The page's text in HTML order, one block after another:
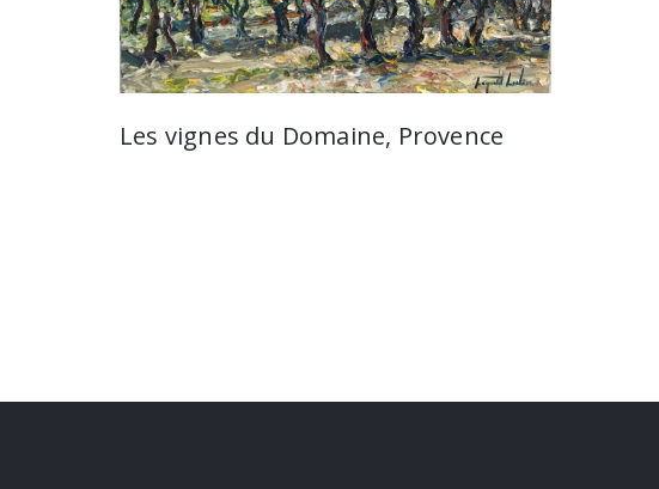
Les vignes du Domaine, Provence